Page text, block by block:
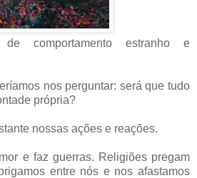
comportamento estranho e
nos perguntar: será que tudo
própria?
nossas ações e reações.
e faz guerras. Religiões pregam
entre nós e nos afastamos